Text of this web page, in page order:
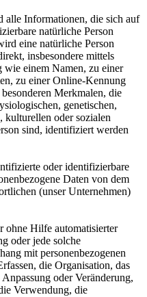
alle Informationen, die sich auf
natürliche Person
eine natürliche Person
insbesondere mittels
einem Namen, zu einer
zu einer Online-Kennung
Merkmalen, die
genetischen,
kulturellen oder sozialen
sind, identifiziert werden
oder identifizierbare
Daten von dem
(unser Unternehmen)
ohne Hilfe automatisierter
oder jede solche
mit personenbezogenen
die Organisation, das
oder Veränderung,
Verwendung, die